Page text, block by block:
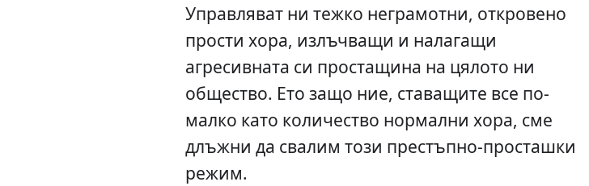
Управляват ни тежко неграмотни, откровено
прости хора, излъчващи и налагащи
агресивната си простащина на цялото ни
общество. Ето защо ние, ставащите все по-
малко като количество нормални хора, сме
длъжни да свалим този престъпно-просташки
режим.